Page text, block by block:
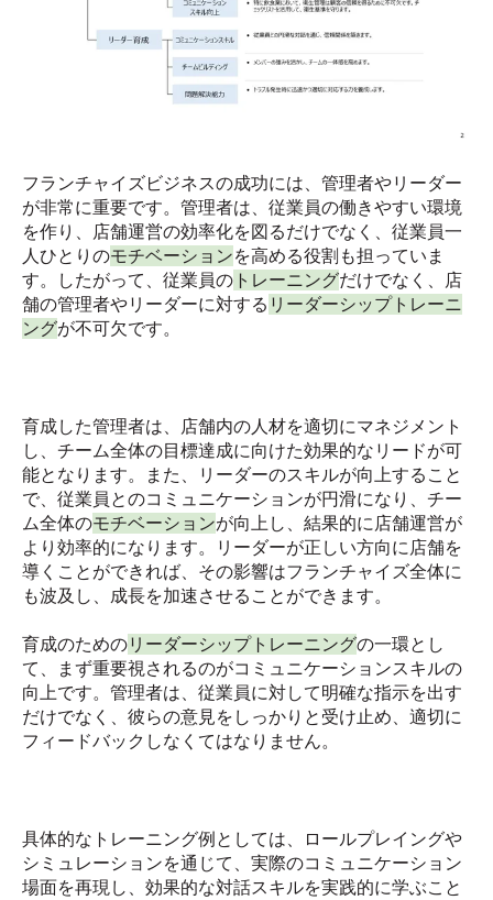
フランチャイズビジネスの成功には、管理者やリーダー
が非常に重要です。管理者は、従業員の働きやすい環境
を作り、店舗運営の効率化を図るだけでなく、従業員一
人ひとりのモチベーションを高める役割も担っていま
す。したがって、従業員の トレーニングだけでなく、店
舗の管理者やリーダーに対する リーダーシップトレーニ
ングが不可欠です。
育成した管理者は、店舗内の人材を適切にマネジメント
し、チーム全体の目標達成に向けた効果的なリードが可
能となります。また、リーダーのスキルが向上すること
で、従業員とのコミュニケーションが円滑になり、チー
ム全体のモチベーションが向上し、結果的に店舗運営が
より効率的になります。リーダーが正しい方向に店舗を
導くことができれば、その影響はフランチャイズ全体に
も波及し、成長を加速させることができます。
育成のためのリーダーシップトレーニングの一環とし
て、まず重要視されるのがコミュニケーションスキルの
向上です。管理者は、従業員に対して明確な指示を出す
だけでなく、彼らの意見をしっかりと受け止め、適切に
フィードバックしなくてはなりません。
具体的なトレーニング例としては、ロールプレイングや
シミュレーションを通じて、実際のコミュニケーション
場面を再現し、効果的な対話スキルを実践的に学ぶこと